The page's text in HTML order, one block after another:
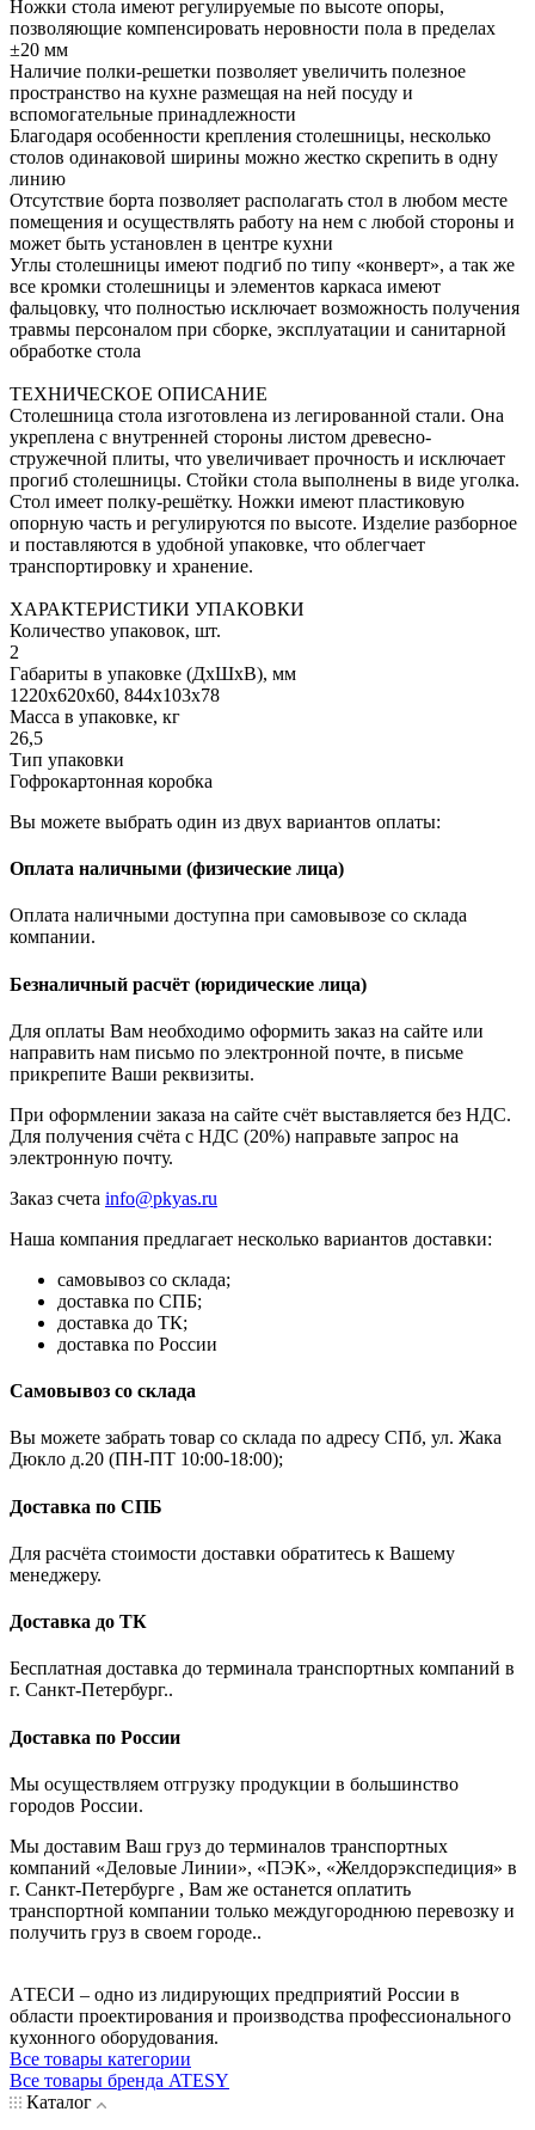
Ножки стола имеют регулируемые по высоте опоры,
позволяющие компенсировать неровности пола в пределах
±20 мм
Наличие полки-решетки позволяет увеличить полезное
пространство на кухне размещая на ней посуду и
вспомогательные принадлежности
Благодаря особенности крепления столешницы, несколько
столов одинаковой ширины можно жестко скрепить в одну
линию
Отсутствие борта позволяет располагать стол в любом месте
помещения и осуществлять работу на нем с любой стороны и
может быть установлен в центре кухни
Углы столешницы имеют подгиб по типу «конверт», а так же
все кромки столешницы и элементов каркаса имеют
фальцовку, что полностью исключает возможность получения
травмы персоналом при сборке, эксплуатации и санитарной
обработке стола
ТЕХНИЧЕСКОЕ ОПИСАНИЕ
Столешница стола изготовлена из легированной стали. Она
укреплена с внутренней стороны листом древесно-
стружечной плиты, что увеличивает прочность и исключает
прогиб столешницы. Стойки стола выполнены в виде уголка.
Стол имеет полку-решётку. Ножки имеют пластиковую
опорную часть и регулируются по высоте. Изделие разборное
и поставляются в удобной упаковке, что облегчает
транспортировку и хранение.
ХАРАКТЕРИСТИКИ УПАКОВКИ
Количество упаковок, шт.
2
Габариты в упаковке (ДхШхВ), мм
1220х620х60, 844х103х78
Масса в упаковке, кг
26,5
Тип упаковки
Гофрокартонная коробка
Вы можете выбрать один из двух вариантов оплаты:
Оплата наличными (физические лица)
Оплата наличными доступна при самовывозе со склада
компании.
Безналичный расчёт (юридические лица)
Для оплаты Вам необходимо оформить заказ на сайте или
направить нам письмо по электронной почте, в письме
прикрепите Ваши реквизиты.
При оформлении заказа на сайте счёт выставляется без НДС.
Для получения счёта с НДС (20%) направьте запрос на
электронную почту.
Заказ счета info@pkyas.ru
Наша компания предлагает несколько вариантов доставки:
самовывоз со склада;
доставка по СПБ;
доставка до ТК;
доставка по России
Самовывоз со склада
Вы можете забрать товар со склада по адресу СПб, ул. Жака
Дюкло д.20 (ПН-ПТ 10:00-18:00);
Доставка по СПБ
Для расчёта стоимости доставки обратитесь к Вашему
менеджеру.
Доставка до ТК
Бесплатная доставка до терминала транспортных компаний в
г. Санкт-Петербург..
Доставка по России
Мы осуществляем отгрузку продукции в большинство
городов России.
Мы доставим Ваш груз до терминалов транспортных
компаний «Деловые Линии», «ПЭК», «Желдорэкспедиция» в
г. Санкт-Петербурге , Вам же останется оплатить
транспортной компании только междугороднюю перевозку и
получить груз в своем городе..
AТЕСИ – одно из лидирующих предприятий России в
области проектирования и производства профессионального
кухонного оборудования.
Все товары категории
Все товары бренда ATESY
Каталог